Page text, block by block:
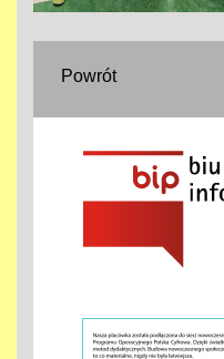
Powrót